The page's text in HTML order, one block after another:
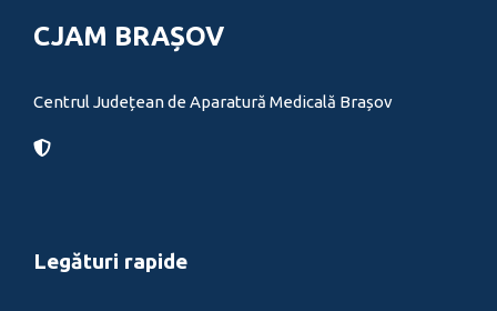
CJAM BRAȘOV
Centrul Județean de Aparatură Medicală Brașov
Legături rapide